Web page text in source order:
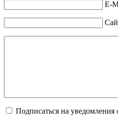
E-
Подписаться на